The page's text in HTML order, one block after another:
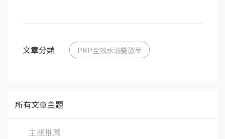
文章分類 PRP全效水油雙激萃
所有文章主題
主題推薦